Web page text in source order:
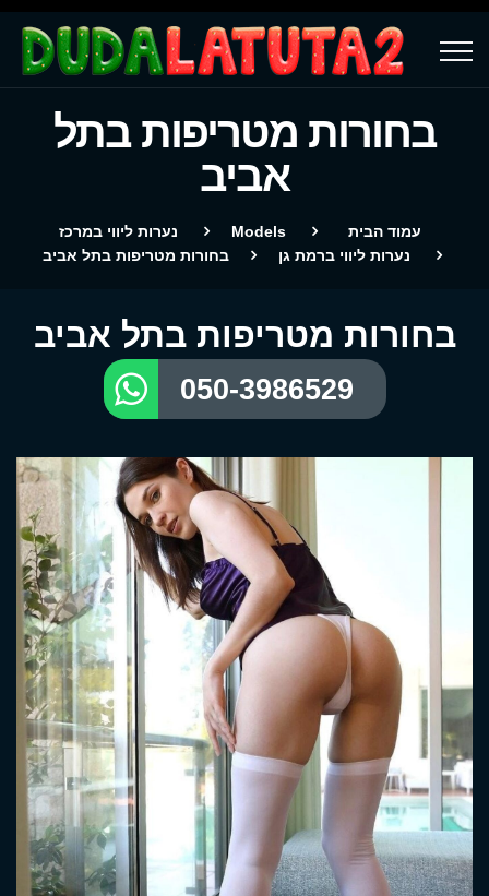
בחורות מטריפות בתל
אביב
עמוד הבית Models
נערות ליווי במרכז
נערות ליווי ברמת גן
בחורות מטריפות בתל אביב
בחורות מטריפות בתל אביב
050-3986529